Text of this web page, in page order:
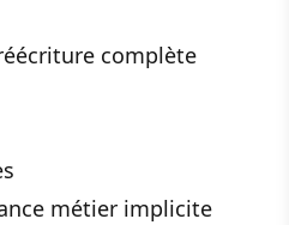
complète
métier implicite